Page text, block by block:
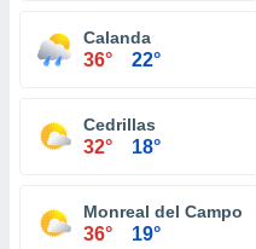
Calanda
36° 22°
Cedrillas
32° 18°
Monreal del Campo
36° 19°